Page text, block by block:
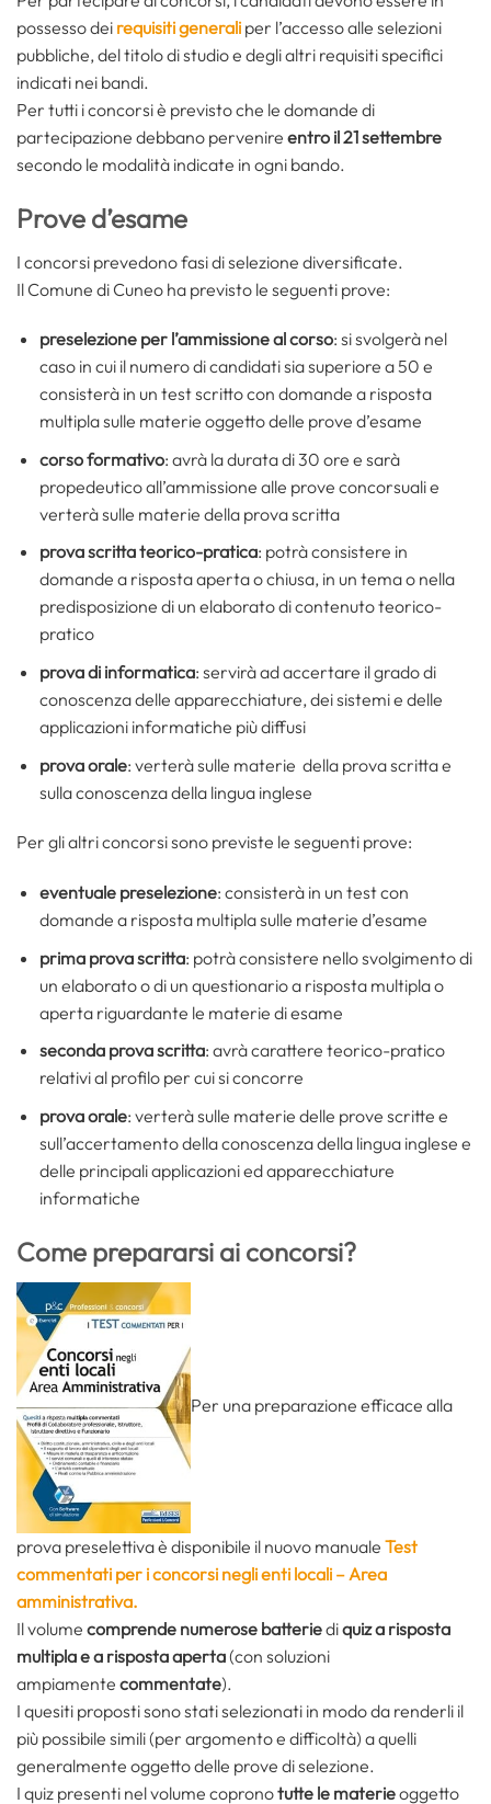
possesso dei requisiti generali per l’accesso alle selezioni
pubbliche, del titolo di studio e degli altri requisiti specifici
indicati nei bandi.
Per tutti i concorsi è previsto che le domande di
partecipazione debbano pervenire entro il 21 settembre
secondo le modalità indicate in ogni bando.
Prove d’esame
I concorsi prevedono fasi di selezione diversificate.
Il Comune di Cuneo ha previsto le seguenti prove:
preselezione per l’ammissione al corso: si svolgerà nel
caso in cui il numero di candidati sia superiore a 50 e
consisterà in un test scritto con domande a risposta
multipla sulle materie oggetto delle prove d’esame
corso formativo: avrà la durata di 30 ore e sarà
propedeutico all’ammissione alle prove concorsuali e
verterà sulle materie della prova scritta
prova scritta teorico-pratica: potrà consistere in
domande a risposta aperta o chiusa, in un tema o nella
predisposizione di un elaborato di contenuto teorico-
pratico
prova di informatica: servirà ad accertare il grado di
conoscenza delle apparecchiature, dei sistemi e delle
applicazioni informatiche più diffusi
prova orale: verterà sulle materie della prova scritta e
sulla conoscenza della lingua inglese
Per gli altri concorsi sono previste le seguenti prove:
eventuale preselezione: consisterà in un test con
domande a risposta multipla sulle materie d’esame
prima prova scritta: potrà consistere nello svolgimento di
un elaborato o di un questionario a risposta multipla o
aperta riguardante le materie di esame
seconda prova scritta: avrà carattere teorico-pratico
relativi al profilo per cui si concorre
prova orale: verterà sulle materie delle prove scritte e
sull’accertamento della conoscenza della lingua inglese e
delle principali applicazioni ed apparecchiature
informatiche
Come prepararsi ai concorsi?
Per una preparazione efficace alla
prova preselettiva è disponibile il nuovo manuale Test
commentati per i concorsi negli enti locali – Area
amministrativa.
Il volume comprende numerose batteriediquiz a risposta
multipla e a risposta aperta(con soluzioni
ampiamente commentate).
I quesiti proposti sono stati selezionati in modo da renderli il
più possibile simili (per argomento e difficoltà) a quelli
generalmente oggetto delle prove di selezione.
I quiz presenti nel volume copronotutte le materieoggetto